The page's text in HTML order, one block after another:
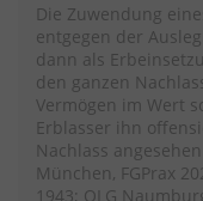
Die Zuwendung
entgegen der
dann als
den ganzen
Vermögen im Wert
Erblasser ihn
Nachlass angesehen
München, FGPrax
1943; OLG